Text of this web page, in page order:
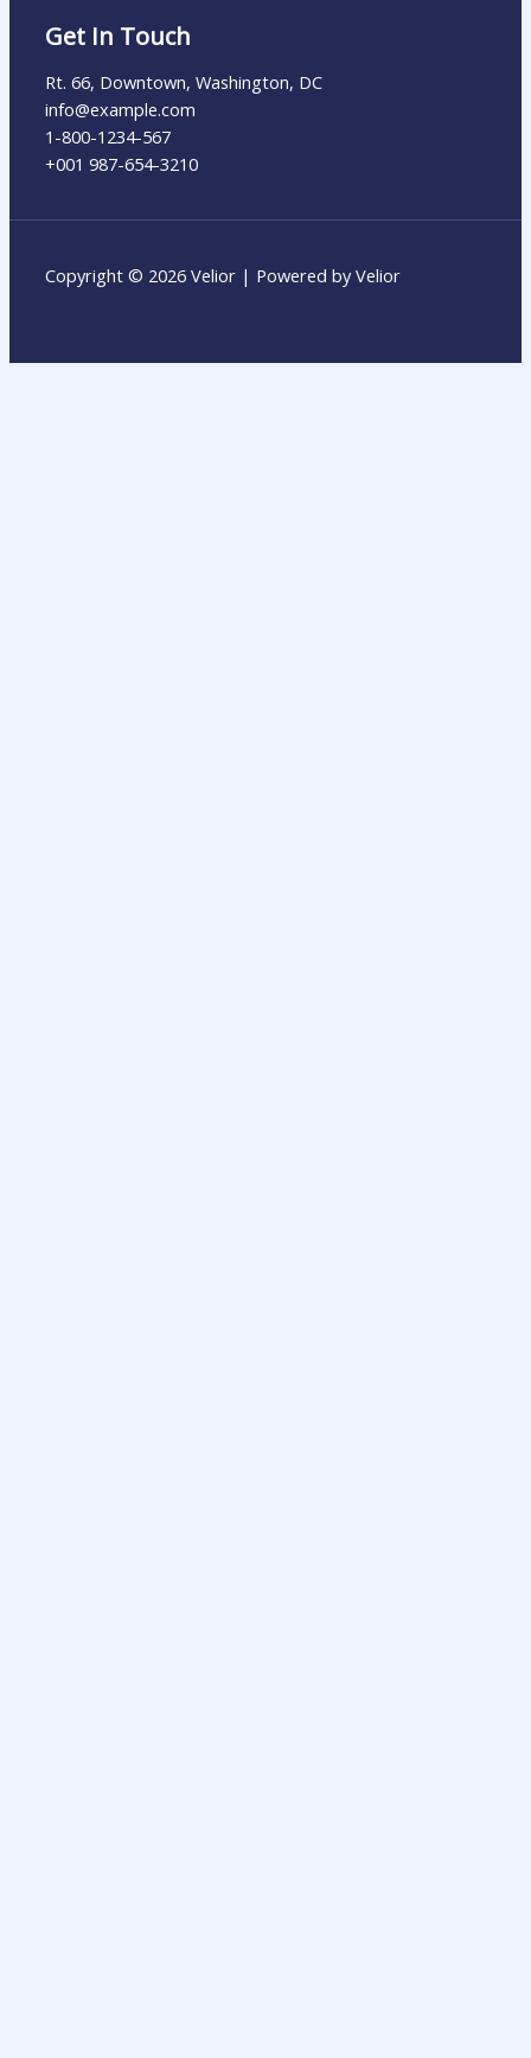
Get In Touch
Rt. 66, Downtown, Washington, DC
info@example.com​
1-800-1234-567
+001 987-654-3210
Copyright © 2026 Velior | Powered by Velior